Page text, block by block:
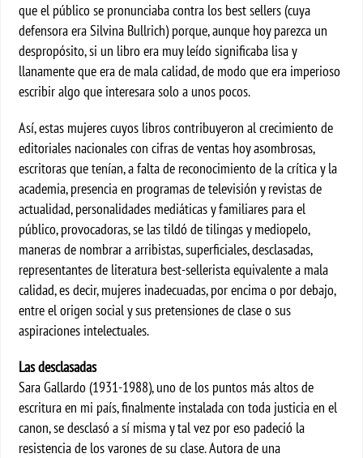
que el público se pronunciaba contra los best sellers (cuya
defensora era Silvina Bullrich) porque, aunque hoy parezca un
despropósito, si un libro era muy leído significaba lisa y
llanamente que era de mala calidad, de modo que era imperioso
escribir algo que interesara solo a unos pocos.
Así, estas mujeres cuyos libros contribuyeron al crecimiento de
editoriales nacionales con cifras de ventas hoy asombrosas,
escritoras que tenían, a falta de reconocimiento de la crítica y la
academia, presencia en programas de televisión y revistas de
actualidad, personalidades mediáticas y familiares para el
público, provocadoras, se las tildó de tilingas y mediopelo,
maneras de nombrar a arribistas, superficiales, desclasadas,
representantes de literatura best-sellerista equivalente a mala
calidad, es decir, mujeres inadecuadas, por encima o por debajo,
entre el origen social y sus pretensiones de clase o sus
aspiraciones intelectuales.
Las desclasadas
Sara Gallardo (1931-1988), uno de los puntos más altos de
escritura en mi país, finalmente instalada con toda justicia en el
canon, se desclasó a sí misma y tal vez por eso padeció la
resistencia de los varones de su clase. Autora de una